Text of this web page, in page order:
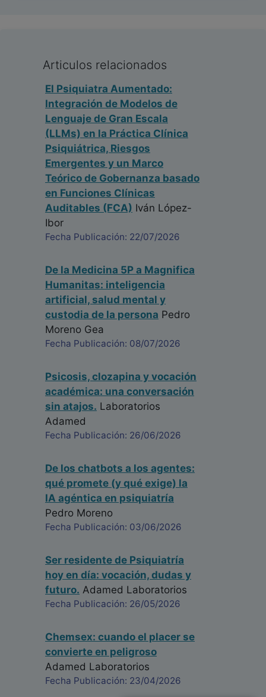
Articulos relacionados
El Psiquiatra Aumentado:
Integración de Modelos de
Lenguaje de Gran Escala
(LLMs) en la Práctica Clínica
Psiquiátrica, Riesgos
Emergentes y un Marco
Teórico de Gobernanza basado
en Funciones Clínicas
Auditables (FCA) Iván López-
Ibor
Fecha Publicación: 22/07/2026
De la Medicina 5P a Magnifica
Humanitas: inteligencia
artificial, salud mental y
custodia de la persona Pedro
Moreno Gea
Fecha Publicación: 08/07/2026
Psicosis, clozapina y vocación
académica: una conversación
sin atajos. Laboratorios
Adamed
Fecha Publicación: 26/06/2026
De los chatbots a los agentes:
qué promete (y qué exige) la
IA agéntica en psiquiatría
Pedro Moreno
Fecha Publicación: 03/06/2026
Ser residente de Psiquiatría
hoy en día: vocación, dudas y
futuro. Adamed Laboratorios
Fecha Publicación: 26/05/2026
Chemsex: cuando el placer se
convierte en peligroso
Adamed Laboratorios
Fecha Publicación: 23/04/2026